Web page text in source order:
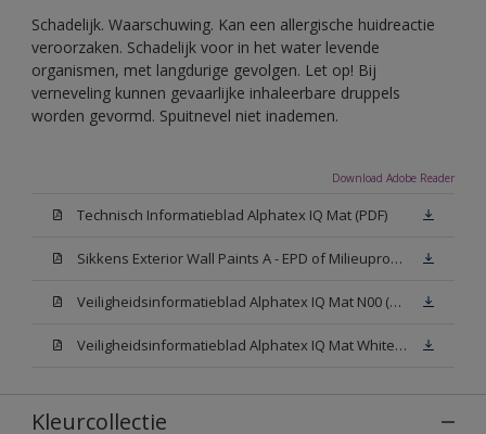
Schadelijk. Waarschuwing. Kan een allergische huidreactie
veroorzaken. Schadelijk voor in het water levende
organismen, met langdurige gevolgen. Let op! Bij
verneveling kunnen gevaarlijke inhaleerbare druppels
worden gevormd. Spuitnevel niet inademen.
Download Adobe Reader
Technisch Informatieblad Alphatex IQ Mat (PDF)
Sikkens Exterior Wall Paints A - EPD of Milieuproductverklaring
Veiligheidsinformatieblad Alphatex IQ Mat N00 (MSDS)
Veiligheidsinformatieblad Alphatex IQ Mat White W05 (MSDS)
Kleurcollectie